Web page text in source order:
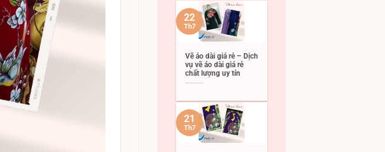
Vẽ áo dài giá rẻ – Dịch
vụ vẽ áo dài giá rẻ
chất lượng uy tín
22
Th7
21
Th7